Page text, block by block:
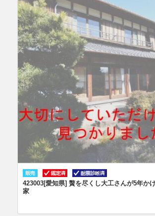
423003[愛知県] 贅を尽くし大工さんが5年か
家